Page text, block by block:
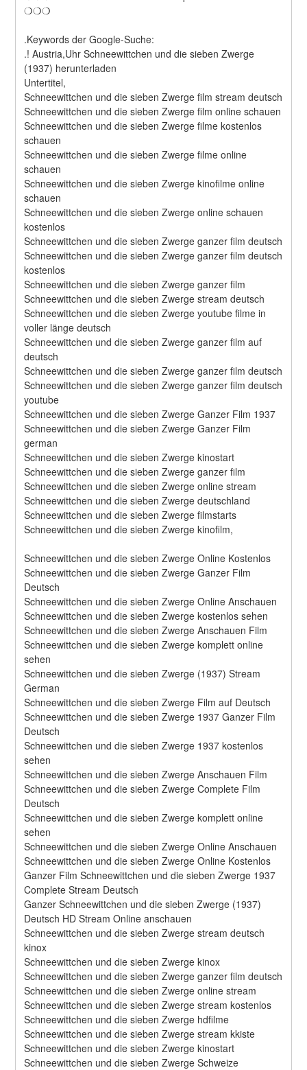
❍❍❍
.Keywords der Google-Suche:
.! Austria,Uhr Schneewittchen und die sieben Zwerge
(1937) herunterladen
Untertitel,
Schneewittchen und die sieben Zwerge film stream deutsch
Schneewittchen und die sieben Zwerge film online schauen
Schneewittchen und die sieben Zwerge filme kostenlos
schauen
Schneewittchen und die sieben Zwerge filme online
schauen
Schneewittchen und die sieben Zwerge kinofilme online
schauen
Schneewittchen und die sieben Zwerge online schauen
kostenlos
Schneewittchen und die sieben Zwerge ganzer film deutsch
Schneewittchen und die sieben Zwerge ganzer film deutsch
kostenlos
Schneewittchen und die sieben Zwerge ganzer film
Schneewittchen und die sieben Zwerge stream deutsch
Schneewittchen und die sieben Zwerge youtube filme in
voller länge deutsch
Schneewittchen und die sieben Zwerge ganzer film auf
deutsch
Schneewittchen und die sieben Zwerge ganzer film deutsch
Schneewittchen und die sieben Zwerge ganzer film deutsch
youtube
Schneewittchen und die sieben Zwerge Ganzer Film 1937
Schneewittchen und die sieben Zwerge Ganzer Film
german
Schneewittchen und die sieben Zwerge kinostart
Schneewittchen und die sieben Zwerge ganzer film
Schneewittchen und die sieben Zwerge online stream
Schneewittchen und die sieben Zwerge deutschland
Schneewittchen und die sieben Zwerge filmstarts
Schneewittchen und die sieben Zwerge kinofilm,
Schneewittchen und die sieben Zwerge Online Kostenlos
Schneewittchen und die sieben Zwerge Ganzer Film
Deutsch
Schneewittchen und die sieben Zwerge Online Anschauen
Schneewittchen und die sieben Zwerge kostenlos sehen
Schneewittchen und die sieben Zwerge Anschauen Film
Schneewittchen und die sieben Zwerge komplett online
sehen
Schneewittchen und die sieben Zwerge (1937) Stream
German
Schneewittchen und die sieben Zwerge Film auf Deutsch
Schneewittchen und die sieben Zwerge 1937 Ganzer Film
Deutsch
Schneewittchen und die sieben Zwerge 1937 kostenlos
sehen
Schneewittchen und die sieben Zwerge Anschauen Film
Schneewittchen und die sieben Zwerge Complete Film
Deutsch
Schneewittchen und die sieben Zwerge komplett online
sehen
Schneewittchen und die sieben Zwerge Online Anschauen
Schneewittchen und die sieben Zwerge Online Kostenlos
Ganzer Film Schneewittchen und die sieben Zwerge 1937
Complete Stream Deutsch
Ganzer Schneewittchen und die sieben Zwerge (1937)
Deutsch HD Stream Online anschauen
Schneewittchen und die sieben Zwerge stream deutsch
kinox
Schneewittchen und die sieben Zwerge kinox
Schneewittchen und die sieben Zwerge ganzer film deutsch
Schneewittchen und die sieben Zwerge online stream
Schneewittchen und die sieben Zwerge stream kostenlos
Schneewittchen und die sieben Zwerge hdfilme
Schneewittchen und die sieben Zwerge stream kkiste
Schneewittchen und die sieben Zwerge kinostart
Schneewittchen und die sieben Zwerge Schweize